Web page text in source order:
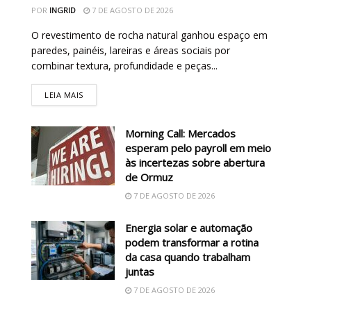
POR INGRID 7 DE AGOSTO DE 2026
O revestimento de rocha natural ganhou espaço em
paredes, painéis, lareiras e áreas sociais por
combinar textura, profundidade e peças...
LEIA MAIS
Morning Call: Mercados
esperam pelo payroll em meio
às incertezas sobre abertura
de Ormuz
7 DE AGOSTO DE 2026
Energia solar e automação
podem transformar a rotina
da casa quando trabalham
juntas
7 DE AGOSTO DE 2026